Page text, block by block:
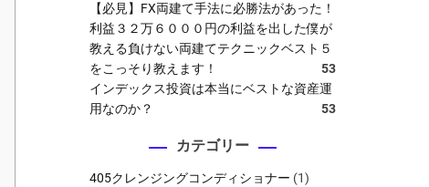
【必見】FX両建て手法に必勝法があった！
利益３２万６０００円の利益を出した僕が
教える負けない両建てテクニックベスト５
をこっそり教えます！
53
インデックス投資は本当にベストな資産運
用なのか？
53
カテゴリー
405クレンジングコンディショナー (1)